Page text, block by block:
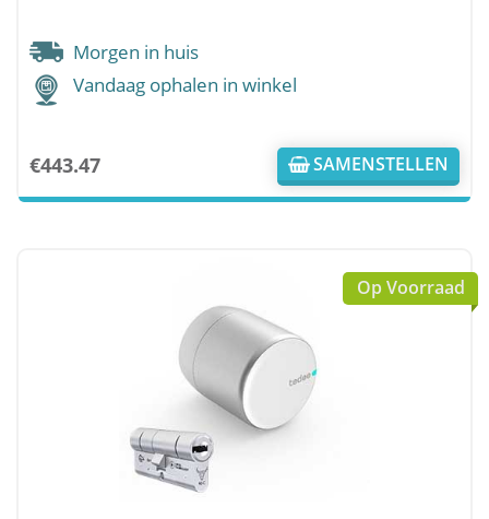
Morgen in huis
Vandaag ophalen in winkel
€443.47 SAMENSTELLEN
Op Voorraad